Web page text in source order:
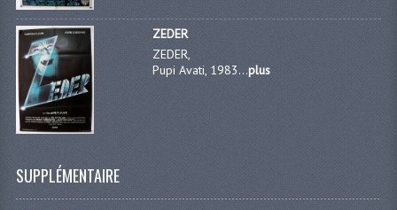
ZEDER
ZEDER,
Pupi Avati, 1983...plus
SUPPLÉMENTAIRE